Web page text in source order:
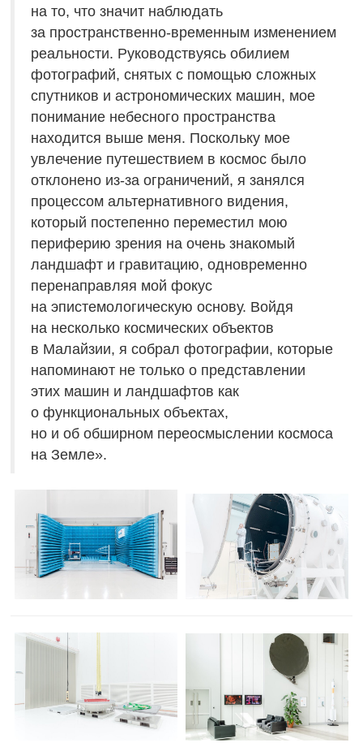
на то, что значит наблюдать
за пространственно-временным изменением
реальности. Руководствуясь обилием
фотографий, снятых с помощью сложных
спутников и астрономических машин, мое
понимание небесного пространства
находится выше меня. Поскольку мое
увлечение путешествием в космос было
отклонено из-за ограничений, я занялся
процессом альтернативного видения,
который постепенно переместил мою
периферию зрения на очень знакомый
ландшафт и гравитацию, одновременно
перенаправляя мой фокус
на эпистемологическую основу. Войдя
на несколько космических объектов
в Малайзии, я собрал фотографии, которые
напоминают не только о представлении
этих машин и ландшафтов как
о функциональных объектах,
но и об обширном переосмыслении космоса
на Земле».